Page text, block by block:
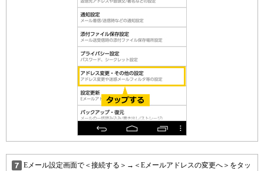
Eメール設定画面で＜接続する＞→＜Eメールアドレスの変更へ＞をタッ